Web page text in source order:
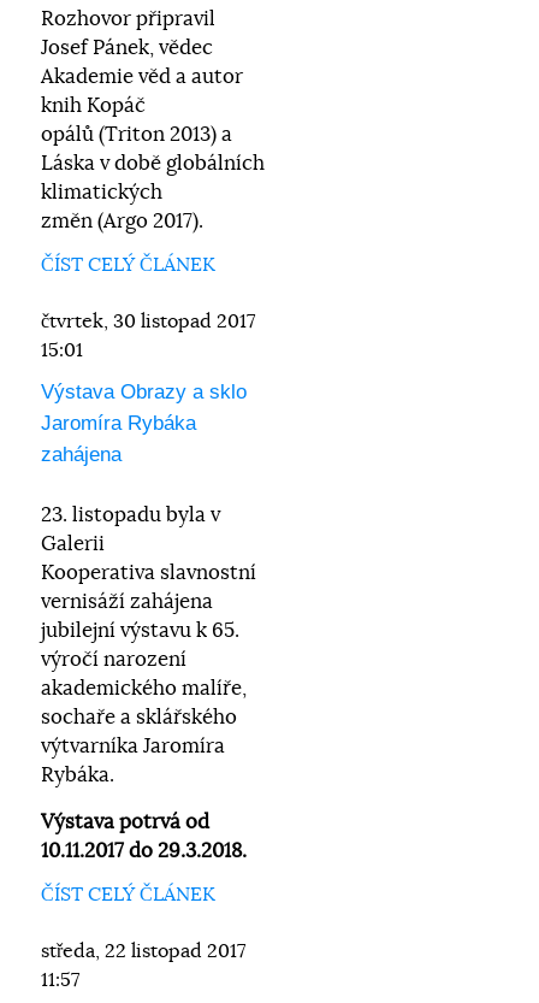
Rozhovor připravil
Josef Pánek, vědec
Akademie věd a autor
knih Kopáč
opálů (Triton 2013) a
Láska v době globálních
klimatických
změn (Argo 2017).
ČÍST CELÝ ČLÁNEK
čtvrtek, 30 listopad 2017
15:01
Výstava Obrazy a sklo
Jaromíra Rybáka
zahájena
23. listopadu byla v
Galerii
Kooperativa slavnostní
vernisáží zahájena
jubilejní výstavu k 65.
výročí narození
akademického malíře,
sochaře a sklářského
výtvarníka Jaromíra
Rybáka.
Výstava potrvá od
10.11.2017 do 29.3.2018.
ČÍST CELÝ ČLÁNEK
středa, 22 listopad 2017
11:57